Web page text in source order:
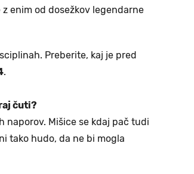
z enim od dosežkov legendarne
Preberite, kaj je pred
.
čuti?
naporov. Mišice se kdaj pač tudi
tako hudo, da ne bi mogla